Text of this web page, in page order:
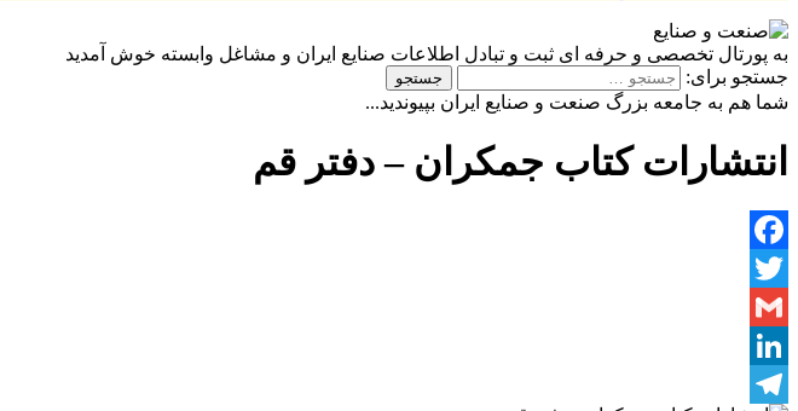
به پورتال تخصصی و حرفه ای ثبت و تبادل اطلاعات صنایع ایران و مشاغل وابسته خوش آمدید
جستجو برای:
شما هم به جامعه بزرگ صنعت و صنایع ایران بپیوندید...
انتشارات کتاب جمکران – دفتر قم
Facebook
Twitter
Gmail
LinkedIn